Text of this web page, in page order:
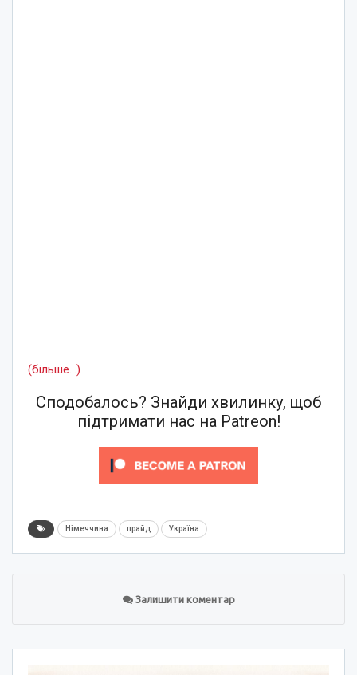
(більше…)
Сподобалось? Знайди хвилинку, щоб
підтримати нас на Patreon!
Німеччина прайд Україна
Залишити коментар